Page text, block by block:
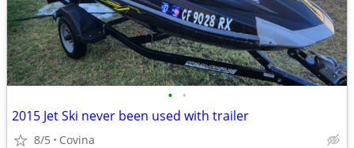
• •
2015 Jet Ski never been used with trailer
8/5 Covina